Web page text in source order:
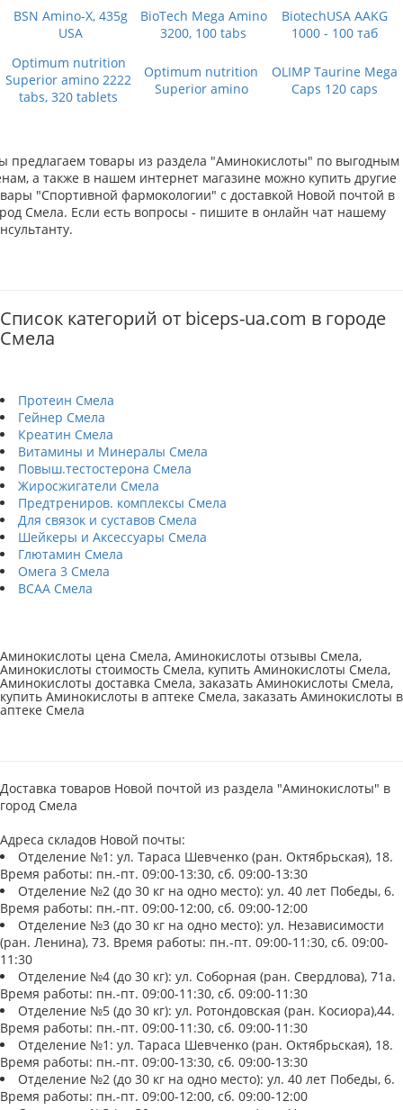
BSN Amino-X, 435g
USA
BioTech Mega Amino
3200, 100 tabs
BiotechUSA AAKG
1000 - 100 таб
Optimum nutrition
Superior amino 2222
tabs, 320 tablets
Optimum nutrition
Superior amino
OLIMP Taurine Mega
Caps 120 caps
предлагаем товары из раздела "Аминокислоты" по выгодным
а также в нашем интернет магазине можно купить другие
"Спортивной фармокологии" с доставкой Новой почтой в
Смела. Если есть вопросы - пишите в онлайн чат нашему
Список категорий от biceps-ua.com в городе
Смела
Протеин Смела
Гейнер Смела
Креатин Смела
Витамины и Минералы Смела
Повыш.тестостерона Смела
Жиросжигатели Смела
Предтрениров. комплексы Смела
Для связок и суставов Смела
Шейкеры и Аксессуары Смела
Глютамин Смела
Омега 3 Смела
BCAA Смела
Аминокислоты цена Смела, Аминокислоты отзывы Смела,
Аминокислоты стоимость Смела, купить Аминокислоты Смела,
Аминокислоты доставка Смела, заказать Аминокислоты Смела,
купить Аминокислоты в аптеке Смела, заказать Аминокислоты в
аптеке Смела
Доставка товаров Новой почтой из раздела "Аминокислоты" в
город Смела
Адреса складов Новой почты:
Отделение №1: ул. Тараса Шевченко (ран. Октябрьская), 18.
Время работы: пн.-пт. 09:00-13:30, сб. 09:00-13:30
Отделение №2 (до 30 кг на одно место): ул. 40 лет Победы, 6.
Время работы: пн.-пт. 09:00-12:00, сб. 09:00-12:00
Отделение №3 (до 30 кг на одно место): ул. Независимости
(ран. Ленина), 73. Время работы: пн.-пт. 09:00-11:30, сб. 09:00-
11:30
Отделение №4 (до 30 кг): ул. Соборная (ран. Свердлова), 71а.
Время работы: пн.-пт. 09:00-11:30, сб. 09:00-11:30
Отделение №5 (до 30 кг): ул. Ротондовская (ран. Косиора),44.
Время работы: пн.-пт. 09:00-11:30, сб. 09:00-11:30
Отделение №1: ул. Тараса Шевченко (ран. Октябрьская), 18.
Время работы: пн.-пт. 09:00-13:30, сб. 09:00-13:30
Отделение №2 (до 30 кг на одно место): ул. 40 лет Победы, 6.
Время работы: пн.-пт. 09:00-12:00, сб. 09:00-12:00